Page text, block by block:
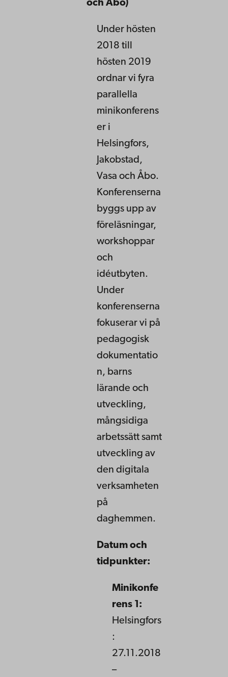
och Åbo)
Under hösten
2018 till
hösten 2019
ordnar vi fyra
parallella
minikonferens
er i
Helsingfors,
Jakobstad,
Vasa och Åbo.
Konferenserna
byggs upp av
föreläsningar,
workshoppar
och
idéutbyten.
Under
konferenserna
fokuserar vi på
pedagogisk
dokumentatio
n, barns
lärande och
utveckling,
mångsidiga
arbetssätt samt
utveckling av
den digitala
verksamheten
på
daghemmen.
Datum och
tidpunkter:
Minikonfe
rens 1:
Helsingfors
:
27.11.2018
–